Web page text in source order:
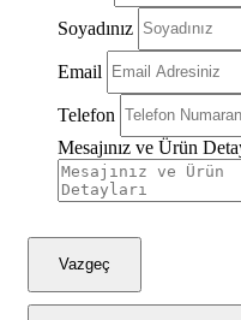
Soyadınız
Email
Telefon
Mesajınız ve Ürün
Vazgeç